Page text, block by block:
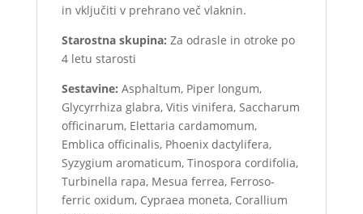
in vključiti v prehrano več vlaknin.
Starostna skupina: Za odrasle in otroke po
4 letu starosti
Sestavine: Asphaltum, Piper longum,
Glycyrrhiza glabra, Vitis vinifera, Saccharum
officinarum, Elettaria cardamomum,
Emblica officinalis, Phoenix dactylifera,
Syzygium aromaticum, Tinospora cordifolia,
Turbinella rapa, Mesua ferrea, Ferroso-
ferric oxidum, Cypraea moneta, Corallium